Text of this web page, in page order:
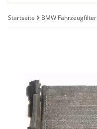
Startseite BMW Fahrzeugfilter